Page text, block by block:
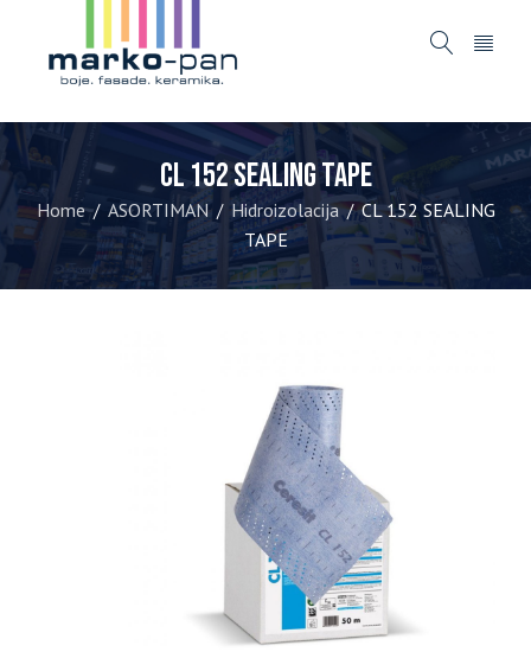
CL 152 SEALING TAPE
Home / ASORTIMAN / Hidroizolacija / CL 152 SEALING
TAPE